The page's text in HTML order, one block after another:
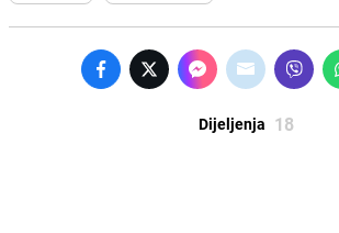
Dijeljenja 18